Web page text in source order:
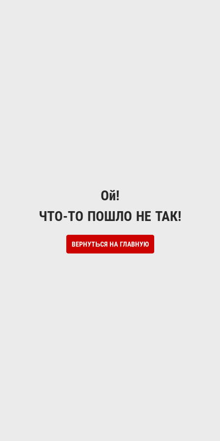
Ой!
ЧТО-ТО ПОШЛО НЕ ТАК!
ВЕРНУТЬСЯ НА ГЛАВНУЮ